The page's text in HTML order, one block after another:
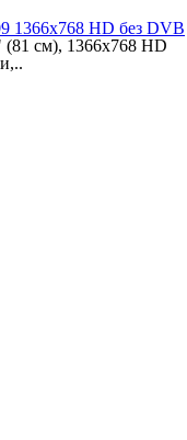
1366x768 HD без DVB
(81 см), 1366x768 HD